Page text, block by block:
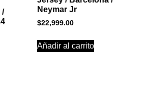
/
Neymar Jr
$22,999.00
Añadir al carrito